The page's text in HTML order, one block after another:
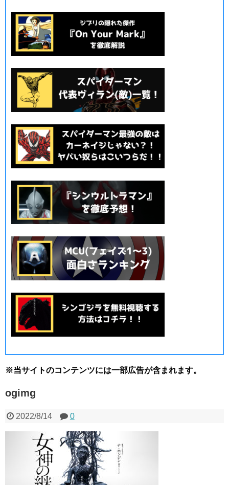
※当サイトのコンテンツには一部広告が含まれます。
ogimg
2022/8/14 0